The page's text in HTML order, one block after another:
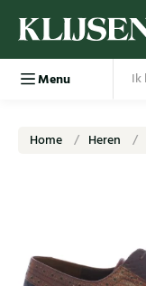
Menu
Home Heren